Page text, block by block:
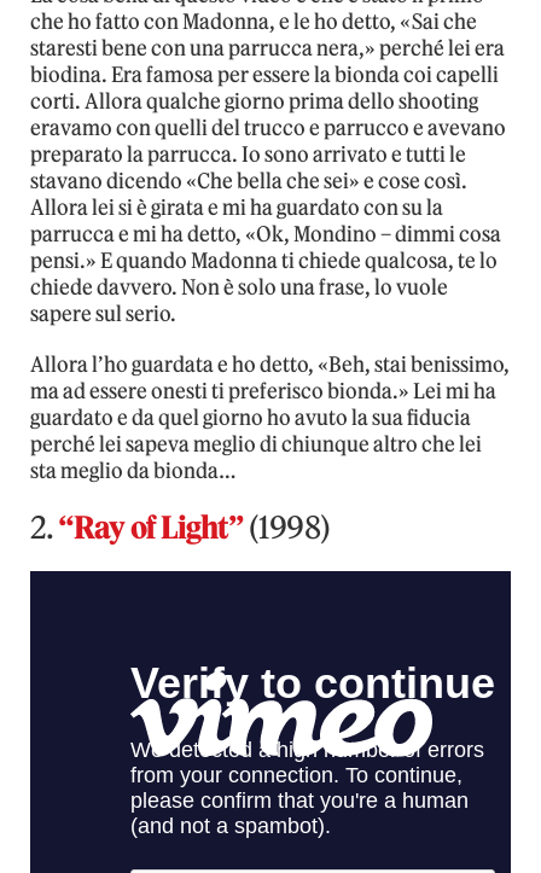
che ho fatto con Madonna, e le ho detto, «Sai che
staresti bene con una parrucca nera,» perché lei era
biodina. Era famosa per essere la bionda coi capelli
corti. Allora qualche giorno prima dello shooting
eravamo con quelli del trucco e parrucco e avevano
preparato la parrucca. Io sono arrivato e tutti le
stavano dicendo «Che bella che sei» e cose così.
Allora lei si è girata e mi ha guardato con su la
parrucca e mi ha detto, «Ok, Mondino – dimmi cosa
pensi.» E quando Madonna ti chiede qualcosa, te lo
chiede davvero. Non è solo una frase, lo vuole
sapere sul serio.
Allora l’ho guardata e ho detto, «Beh, stai benissimo,
ma ad essere onesti ti preferisco bionda.» Lei mi ha
guardato e da quel giorno ho avuto la sua fiducia
perché lei sapeva meglio di chiunque altro che lei
sta meglio da bionda…
2.“Ray of Light”(1998)